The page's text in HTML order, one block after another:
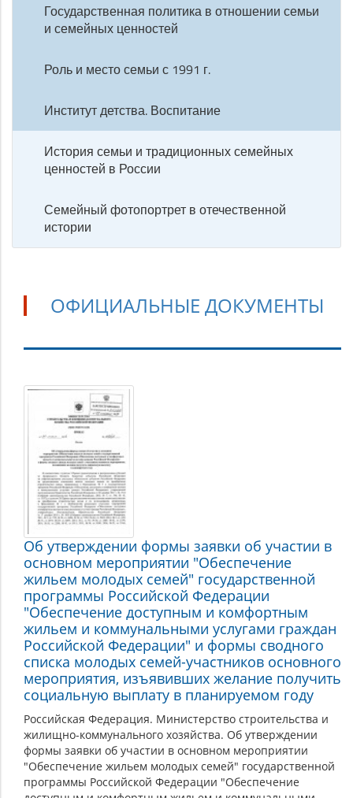
Государственная политика в отношении семьи
и семейных ценностей
Роль и место семьи с 1991 г.
Институт детства. Воспитание
История семьи и традиционных семейных
ценностей в России
Семейный фотопортрет в отечественной
истории
ОФИЦИАЛЬНЫЕ ДОКУМЕНТЫ
Официальные
документы
Об утверждении формы заявки об участии в
основном мероприятии "Обеспечение
жильем молодых семей" государственной
программы Российской Федерации
"Обеспечение доступным и комфортным
жильем и коммунальными услугами граждан
Российской Федерации" и формы сводного
списка молодых семей-участников основного
мероприятия, изъявивших желание получить
социальную выплату в планируемом году
Российская Федерация. Министерство строительства и
жилищно-коммунального хозяйства. Об утверждении
формы заявки об участии в основном мероприятии
"Обеспечение жильем молодых семей" государственной
программы Российской Федерации "Обеспечение